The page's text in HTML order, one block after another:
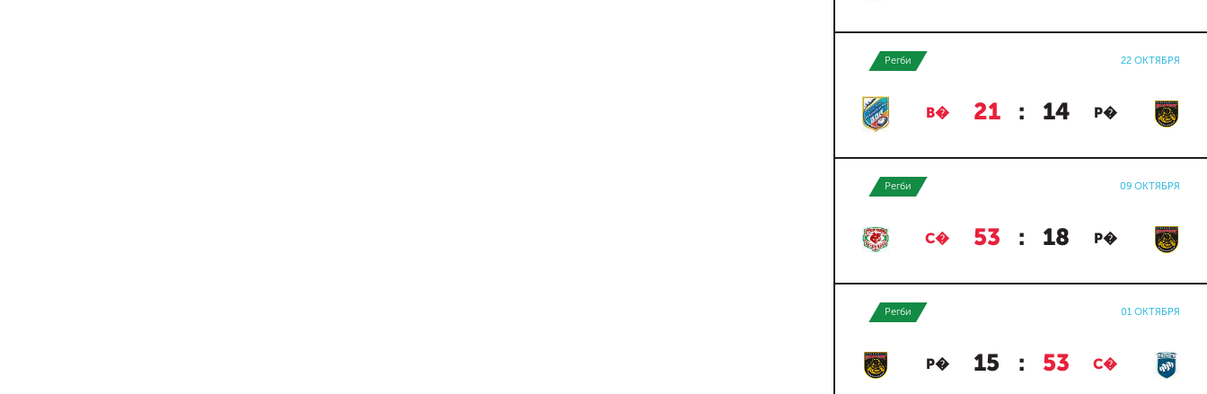
Регби 22 ОКТЯБРЯ
В� 21 : 14 Р�
Регби 09 ОКТЯБРЯ
С� 53 : 18 Р�
Регби 01 ОКТЯБРЯ
Р� 15 : 53 С�